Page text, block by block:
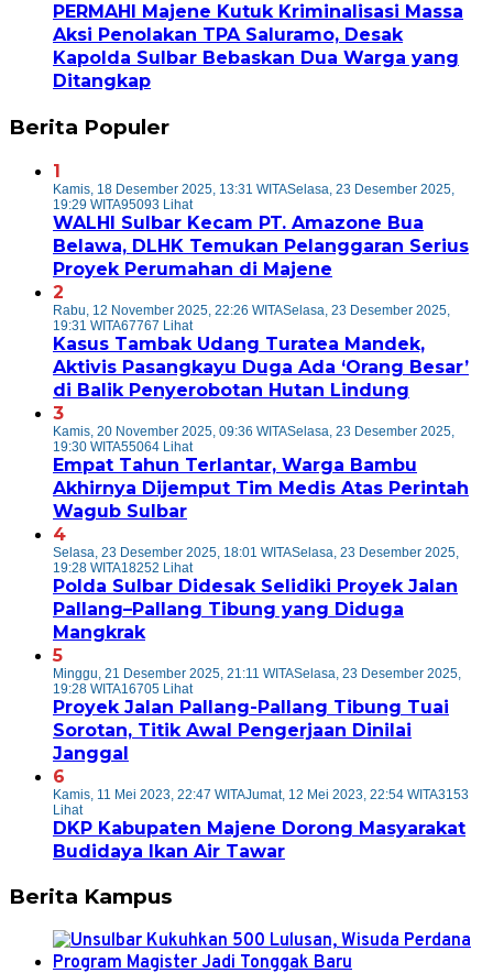
PERMAHI Majene Kutuk Kriminalisasi Massa
Aksi Penolakan TPA Saluramo, Desak
Kapolda Sulbar Bebaskan Dua Warga yang
Ditangkap
Berita Populer
1
Kamis, 18 Desember 2025, 13:31 WITASelasa, 23 Desember 2025,
19:29 WITA95093 Lihat
WALHI Sulbar Kecam PT. Amazone Bua
Belawa, DLHK Temukan Pelanggaran Serius
Proyek Perumahan di Majene
2
Rabu, 12 November 2025, 22:26 WITASelasa, 23 Desember 2025,
19:31 WITA67767 Lihat
Kasus Tambak Udang Turatea Mandek,
Aktivis Pasangkayu Duga Ada ‘Orang Besar’
di Balik Penyerobotan Hutan Lindung
3
Kamis, 20 November 2025, 09:36 WITASelasa, 23 Desember 2025,
19:30 WITA55064 Lihat
Empat Tahun Terlantar, Warga Bambu
Akhirnya Dijemput Tim Medis Atas Perintah
Wagub Sulbar
4
Selasa, 23 Desember 2025, 18:01 WITASelasa, 23 Desember 2025,
19:28 WITA18252 Lihat
Polda Sulbar Didesak Selidiki Proyek Jalan
Pallang–Pallang Tibung yang Diduga
Mangkrak
5
Minggu, 21 Desember 2025, 21:11 WITASelasa, 23 Desember 2025,
19:28 WITA16705 Lihat
Proyek Jalan Pallang-Pallang Tibung Tuai
Sorotan, Titik Awal Pengerjaan Dinilai
Janggal
6
Kamis, 11 Mei 2023, 22:47 WITAJumat, 12 Mei 2023, 22:54 WITA3153
Lihat
DKP Kabupaten Majene Dorong Masyarakat
Budidaya Ikan Air Tawar
Berita Kampus